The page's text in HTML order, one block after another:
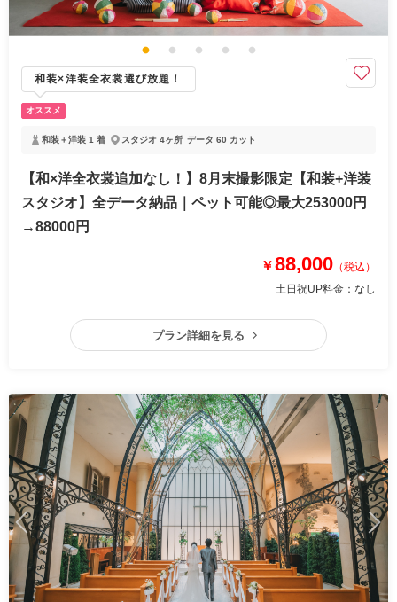
和装×洋装全衣裳選び放題！
オススメ
和装＋洋装 1 着 スタジオ 4ヶ所 データ 60 カット
【和×洋全衣裳追加なし！】8月末撮影限定【和装+洋装
スタジオ】全データ納品｜ペット可能◎最大253000円
→88000円
￥88,000 （税込）
土日祝UP料金： なし
プラン詳細を見る